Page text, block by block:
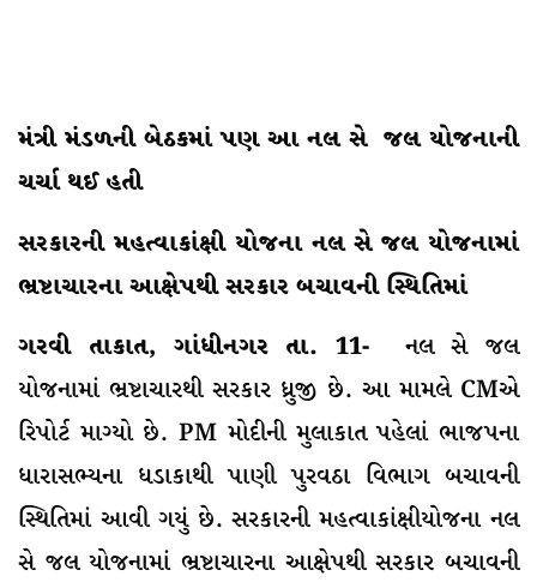
મંત્રી મંડળની બેઠકમાં પણ આ નલ સે જલ યોજનાની
ચર્ચા થઈ હતી
સરકારની મહત્વાકાંક્ષી યોજના નલ સે જલ યોજનામાં
ભ્રષ્ટાચારના આક્ષેપથી સરકાર બચાવની સ્થિતિમાં
ગરવી તાકાત, ગાંધીનગર તા. 11-
નલ સે જલ
યોજનામાં ભ્રષ્ટાચારથી સરકાર ધ્રુજી છે. આ મામલે CMએ
રિપોર્ટ માગ્યો છે. PM મોદીની મુલાકાત પહેલાં ભાજપના
ધારાસભ્યના ધડાકાથી પાણી પુરવઠા વિભાગ બચાવની
સ્થિતિમાં આવી ગયું છે. સરકારની મહત્વાકાંક્ષીયોજના નલ
સે જલ યોજનામાં ભ્રષ્ટાચારના આક્ષેપથી સરકાર બચાવની